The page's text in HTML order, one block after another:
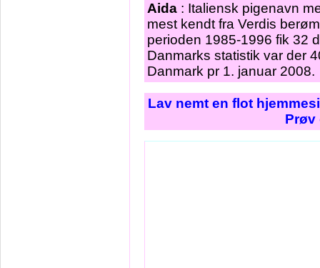
Aida : Italiensk pigenavn
mest kendt fra Verdis
perioden 1985-1996 fik 32
Danmarks statistik var der
Danmark pr 1. januar 2008.
Lav nemt en flot
Prøv